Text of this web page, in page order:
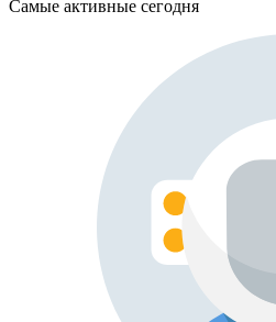
Самые активные сегодня